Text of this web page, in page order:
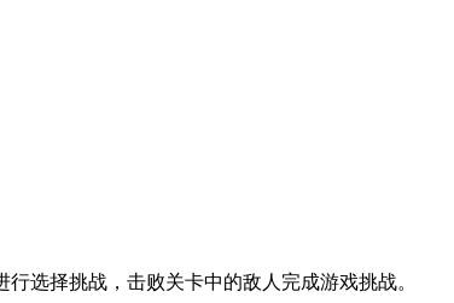
择挑战，击败关卡中的敌人完成游戏挑战。